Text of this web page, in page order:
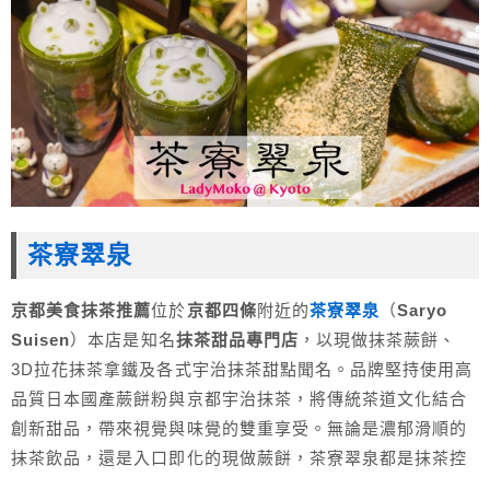
茶寮翠泉
京都美食抹茶推薦位於京都四條附近的茶寮翠泉 （Saryo
Suisen）本店是知名抹茶甜品專門店 ，以現做抹茶蕨餅、
3D拉花抹茶拿鐵及各式宇治抹茶甜點聞名。品牌堅持使用高
品質日本國產蕨餅粉與京都宇治抹茶，將傳統茶道文化結合
創新甜品，帶來視覺與味覺的雙重享受。無論是濃郁滑順的
抹茶飲品，還是入口即化的現做蕨餅，茶寮翠泉都是抹茶控